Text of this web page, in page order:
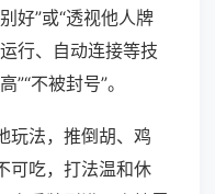
好”或“透视他人牌
行、自动连接等技
不被封号”。
玩法，推倒胡、鸡
可吃，打法温和休